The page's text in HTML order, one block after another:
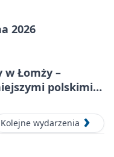
2026
w Łomży –
polskimi
Kolejne wydarzenia